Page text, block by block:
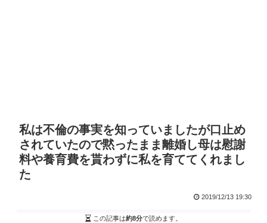
私は不倫の事実を知っていましたが口止め
されていたので黙ったまま離婚し母は慰謝
料や養育費を貰わずに私を育ててくれまし
た
2019/12/13 19:30
この記事は約8分で読めます。